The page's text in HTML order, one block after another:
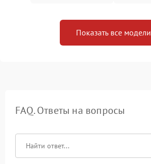
Показать все модели
FAQ. Ответы на вопросы